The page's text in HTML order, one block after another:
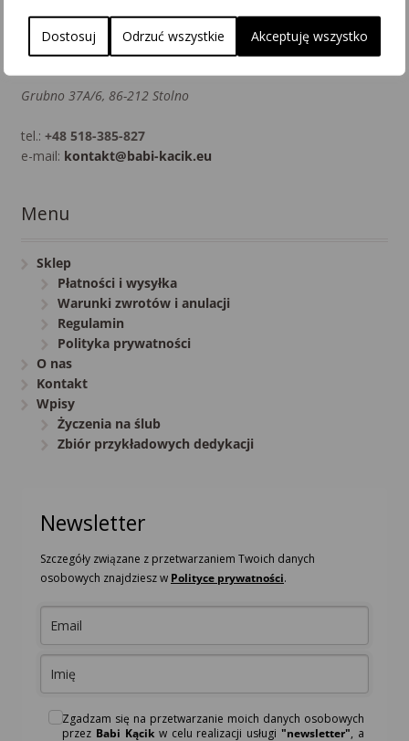
Dostosuj Odrzuć wszystkie Akceptuję wszystko
Kontakt
Grubno 37A/6, 86-212 Stolno
tel.: +48 518-385-827
e-mail: kontakt@babi-kacik.eu
Menu
Sklep
Płatności i wysyłka
Warunki zwrotów i anulacji
Regulamin
Polityka prywatności
O nas
Kontakt
Wpisy
Życzenia na ślub
Zbiór przykładowych dedykacji
Newsletter
Szczegóły związane z przetwarzaniem Twoich danych
osobowych znajdziesz w Polityce prywatności.
Zgadzam się na przetwarzanie moich danych osobowych
przez Babi Kącikw celu realizacji usługi"newsletter", a